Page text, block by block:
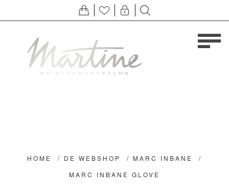
HOME / DE WEBSHOP / MARC INBANE
/
MARC INBANE GLOVE